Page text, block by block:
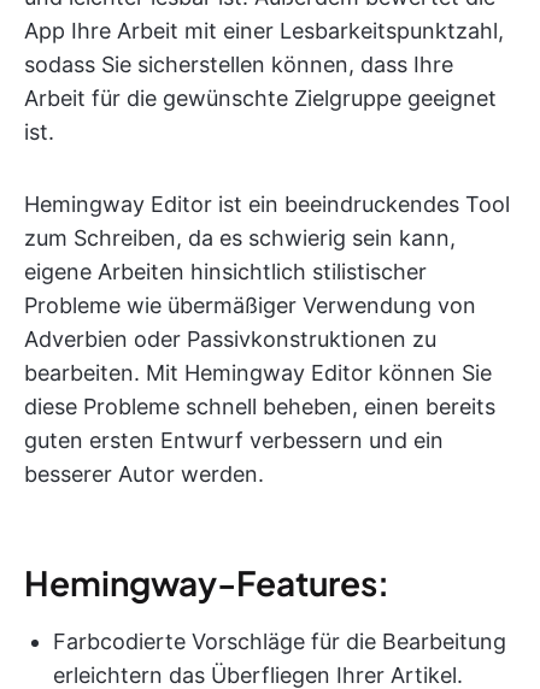
App Ihre Arbeit mit einer Lesbarkeitspunktzahl,
sodass Sie sicherstellen können, dass Ihre
Arbeit für die gewünschte Zielgruppe geeignet
ist.
Hemingway Editor ist ein beeindruckendes Tool
zum Schreiben, da es schwierig sein kann,
eigene Arbeiten hinsichtlich stilistischer
Probleme wie übermäßiger Verwendung von
Adverbien oder Passivkonstruktionen zu
bearbeiten. Mit Hemingway Editor können Sie
diese Probleme schnell beheben, einen bereits
guten ersten Entwurf verbessern und ein
besserer Autor werden.
Hemingway-Features:
Farbcodierte Vorschläge für die Bearbeitung
erleichtern das Überfliegen Ihrer Artikel.